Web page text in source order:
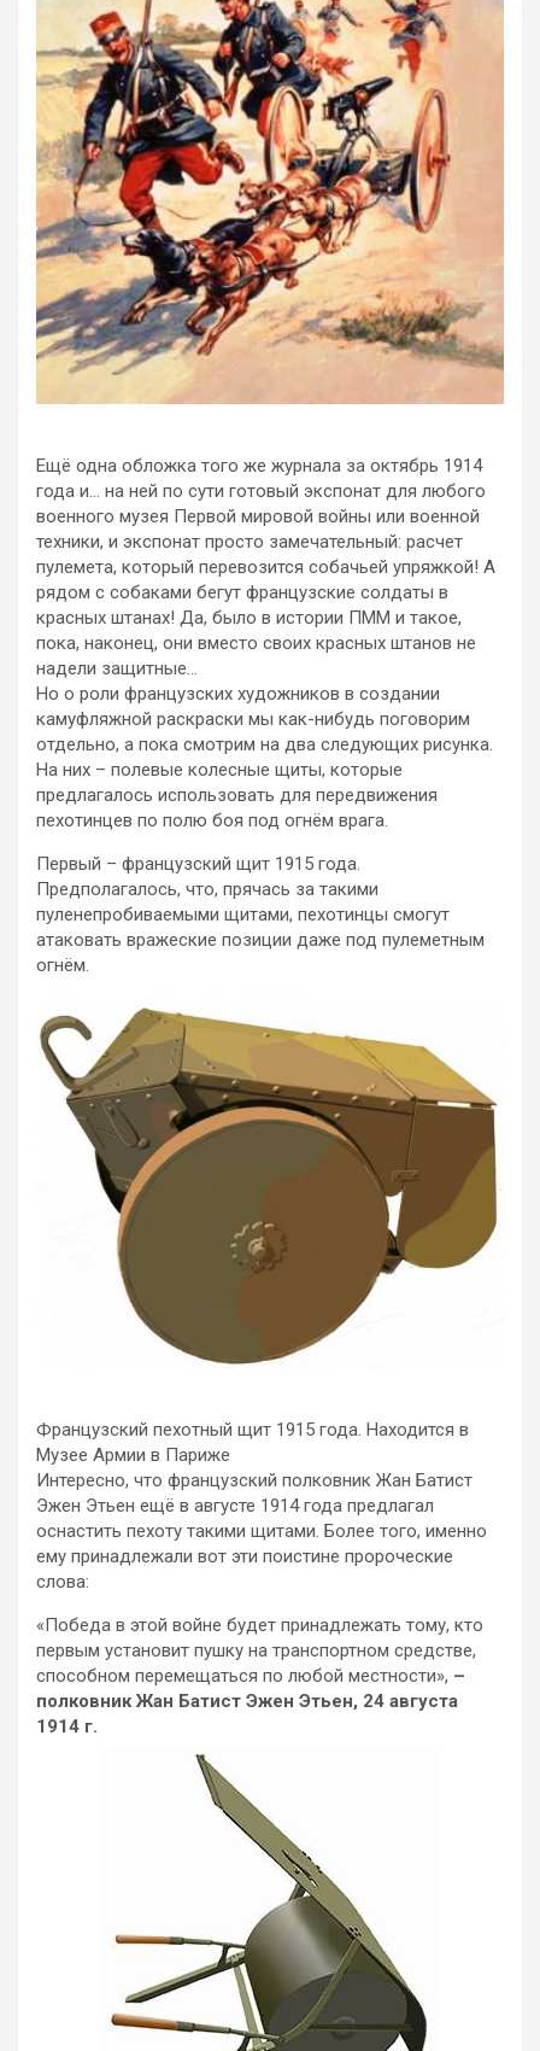
Ещё одна обложка того же журнала за октябрь 1914
года и… на ней по сути готовый экспонат для любого
военного музея Первой мировой войны или военной
техники, и экспонат просто замечательный: расчет
пулемета, который перевозится собачьей упряжкой! А
рядом с собаками бегут французские солдаты в
красных штанах! Да, было в истории ПММ и такое,
пока, наконец, они вместо своих красных штанов не
надели защитные…
Но о роли французских художников в создании
камуфляжной раскраски мы как-нибудь поговорим
отдельно, а пока смотрим на два следующих рисунка.
На них – полевые колесные щиты, которые
предлагалось использовать для передвижения
пехотинцев по полю боя под огнём врага.
Первый – французский щит 1915 года.
Предполагалось, что, прячась за такими
пуленепробиваемыми щитами, пехотинцы смогут
атаковать вражеские позиции даже под пулеметным
огнём.
Французский пехотный щит 1915 года. Находится в
Музее Армии в Париже
Интересно, что французский полковник Жан Батист
Эжен Этьен ещё в августе 1914 года предлагал
оснастить пехоту такими щитами. Более того, именно
ему принадлежали вот эти поистине пророческие
слова:
«Победа в этой войне будет принадлежать тому, кто
первым установит пушку на транспортном средстве,
способном перемещаться по любой местности», –
полковник Жан Батист Эжен Этьен, 24 августа
1914 г.